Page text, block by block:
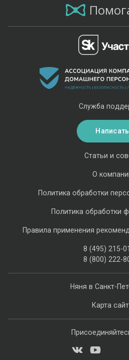
Няня в Санкт-
Карта
Статьи и
О
Политика обработки
Политика обработки
Правила применения
8 (495) 215-
8 (800) 222-
Служба
Написать